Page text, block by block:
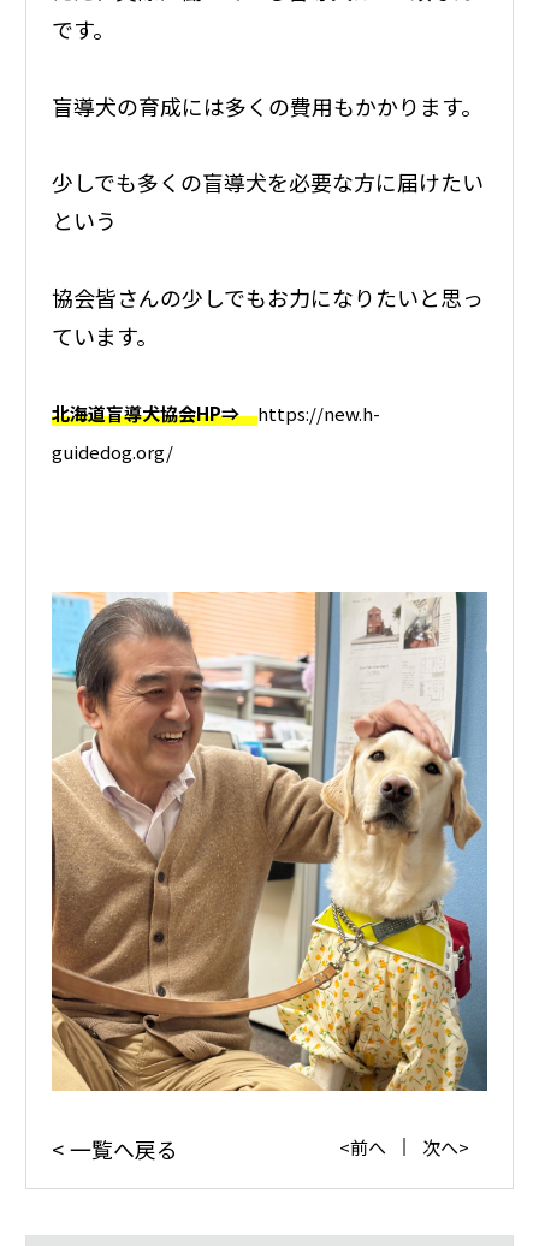
です。
盲導犬の育成には多くの費用もかかります。
少しでも多くの盲導犬を必要な方に届けたい
という
協会皆さんの少しでもお力になりたいと思っ
ています。
北海道盲導犬協会HP⇒https://new.h-
guidedog.org/
一覧へ戻る 前へ 次へ